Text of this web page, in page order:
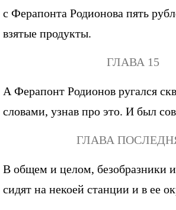
с Ферапонта Родионова пять
взятые продукты.
ГЛАВА 15
А Ферапонт Родионов ругался
словами, узнав про это. И был
ГЛАВА
В общем и целом, безобразники
сидят на некоей станции и в ее